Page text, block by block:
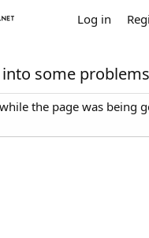
Log in
some
the page was being